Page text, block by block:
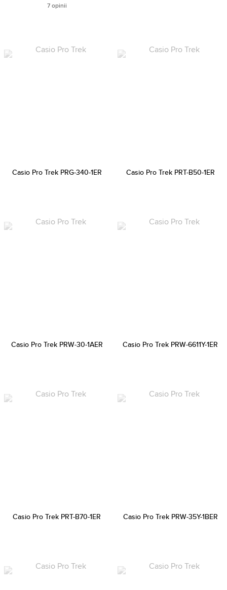
7 opinii
Casio Pro Trek PRG-340-1ER Casio Pro Trek PRT-B50-1ER
Casio Pro Trek PRW-30-1AER Casio Pro Trek PRW-6611Y-1ER
Casio Pro Trek PRT-B70-1ER Casio Pro Trek PRW-35Y-1BER